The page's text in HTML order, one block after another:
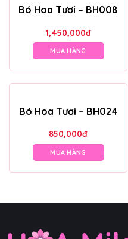
Bó Hoa Tươi – BH008
1,450,000đ
MUA HÀNG
Bó Hoa Tươi – BH024
850,000đ
MUA HÀNG